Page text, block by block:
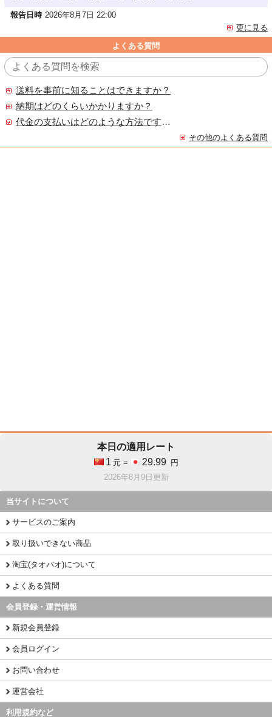
報告日時 2026年8月7日 22:00
更に見る
よくある質問
送料を事前に知ることはできますか？
納期はどのくらいかかりますか？
代金の支払いはどのような方法ですか？
その他のよくある質問
本日の適用レート
1 元 = 29.99
円
2026年8月9日更新
当サイトについて
サービスのご案内
取り扱いできない商品
淘宝(タオバオ)について
よくある質問
会員登録・運営情報
新規会員登録
会員ログイン
お問い合わせ
運営会社
利用規約など